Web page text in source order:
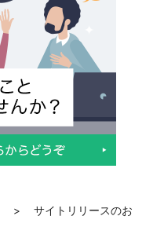
>
サイトリリースのお